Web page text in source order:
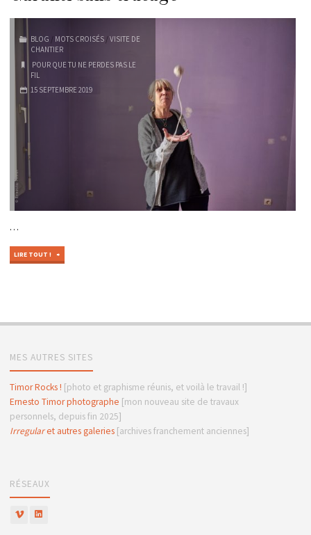
BLOG / MOTS CROISÉS /VISITE DE
CHANTIER
POUR QUE TU NE PERDES PAS LE
FIL
15 SEPTEMBRE 2019
…
LIRE TOUT !
SANS
MES AUTRES SITES
Timor Rocks ! [photo et graphisme réunis, et voilà le travail !]
Ernesto Timor photographe [mon nouveau site de travaux
personnels, depuis fin 2025]
Irregularet autres galeries[archives franchement anciennes]
RÉSEAUX